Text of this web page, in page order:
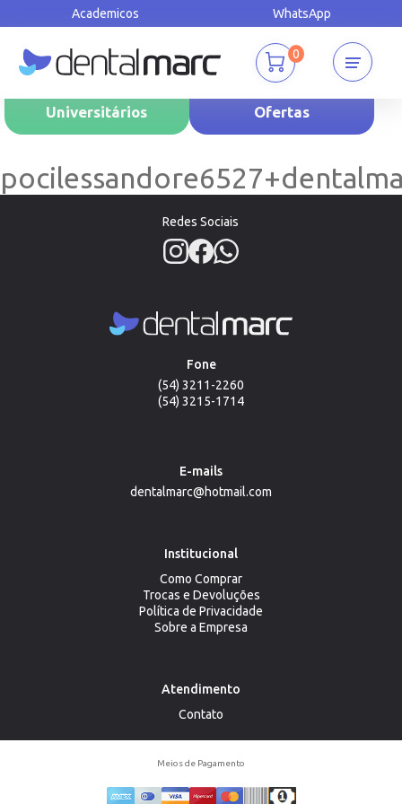
Academicos WhatsApp
0
Universitários Ofertas
Redes Sociais
Fone
(54) 3211-2260
(54) 3215-1714
E-mails
dentalmarc@hotmail.com
Institucional
Como Comprar
Trocas e Devoluções
Política de Privacidade
Sobre a Empresa
Atendimento
Contato
Meios de Pagamento